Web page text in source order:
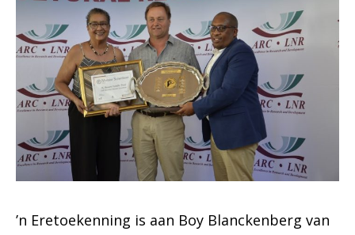
’n Eretoekenning is aan Boy Blanckenberg van